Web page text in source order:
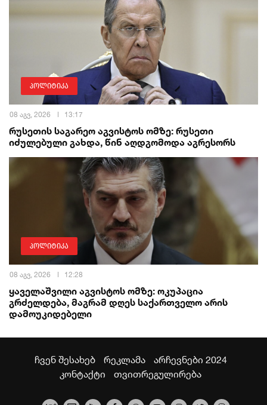
პოლიტიკა
08 აგვ, 2026 13:17
რუსეთის საგარეო აგვისტოს ომზე: რუსეთი
იძულებული გახდა, წინ აღდგომოდა აგრესორს
პოლიტიკა
08 აგვ, 2026 12:28
ყაველაშვილი აგვისტოს ომზე: ოკუპაცია
გრძელდება, მაგრამ დღეს საქართველო არის
დამოუკიდებელი
ჩვენ შესახებ რეკლამა
არჩევნები 2024
კონტაქტი
თვითრეგულირება